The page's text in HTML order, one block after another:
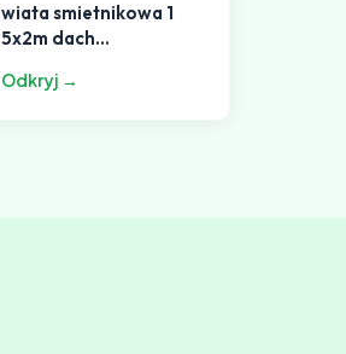
wiata smietnikowa 1
5x2m dach
Odkryj →